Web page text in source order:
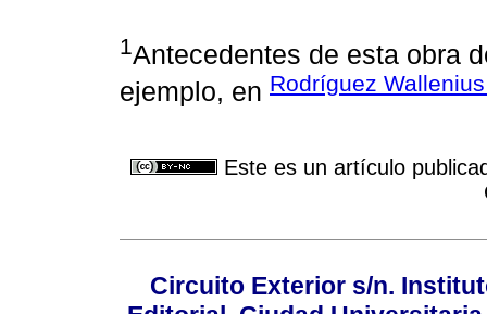
1Antecedentes de esta obra
ejemplo, en Rodríguez
Este es un artículo
Circuito Exterior s/n.